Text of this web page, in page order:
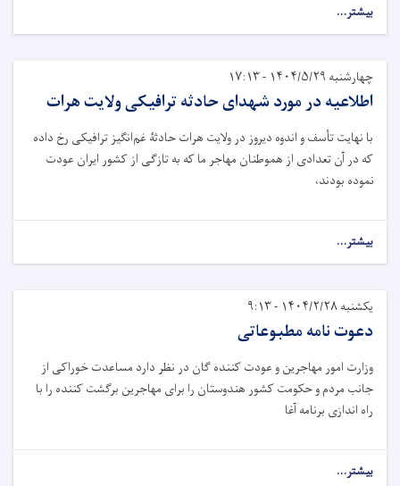
بیشتر...
چهارشنبه ۱۴۰۴/۵/۲۹ - ۱۷:۱۳
اطلاعیه در مورد شهدای حادثه ترافیکی ولایت هرات
با نهایت تأسف و اندوه دیروز در ولایت هرات حادثۀ غم‌انگیز ترافیکی رخ داده
که در آن تعدادی از هموطنان مهاجر ما که به تازګی از کشور ایران عودت
نموده بودند،
بیشتر...
یکشنبه ۱۴۰۴/۲/۲۸ - ۹:۱۳
دعوت نامه مطبوعاتی
وزارت امور مهاجرین و عودت کننده گان در نظر دارد مساعدت خوراکی از
جانب مردم و حکومت کشور هندوستان را برای مهاجرین برگشت کننده را با
راه اندازی برنامه آغا
بیشتر...